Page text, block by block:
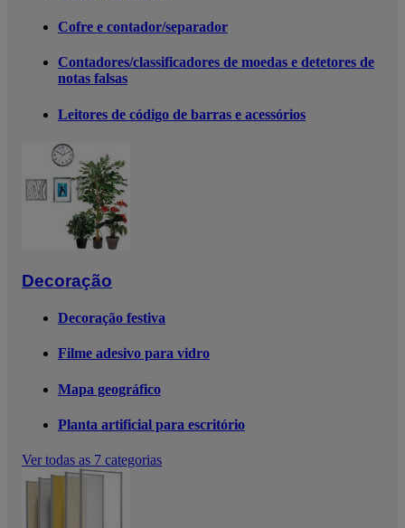
Cofre e contador/separador
Contadores/classificadores de moedas e detetores de
notas falsas
Leitores de código de barras e acessórios
Decoração
Decoração festiva
Filme adesivo para vidro
Mapa geográfico
Planta artificial para escritório
Ver todas as 7 categorias